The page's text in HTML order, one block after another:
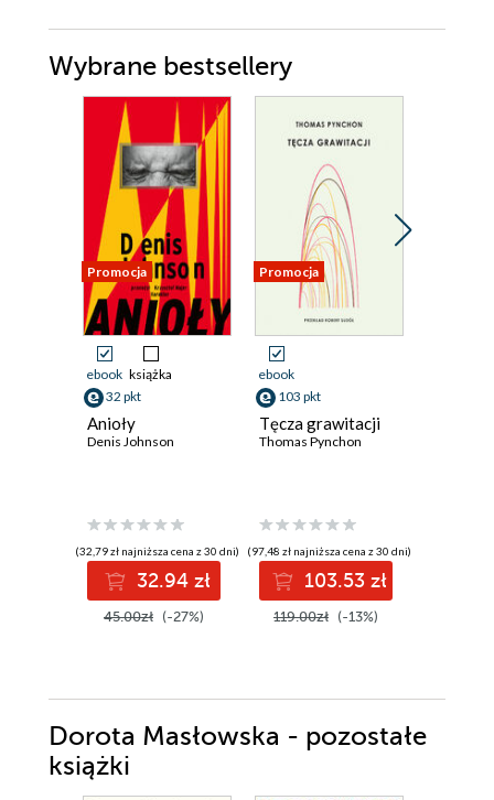
Wybrane bestsellery
Promocja
ebook książka
32 pkt
Anioły
Denis Johnson
(32,79 zł najniższa cena z 30 dni)
32.94 zł
45.00zł (-27%)
Promocja
ebook
103 pkt
Tęcza grawitacji
Thomas Pynchon
(97,48 zł najniższa cena z 30 dni)
103.53 zł
119.00zł (-13%)
Dorota Masłowska - pozostałe
książki